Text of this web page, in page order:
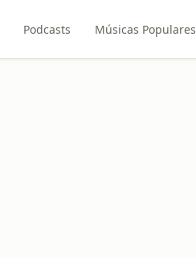
Podcasts Músicas Populares